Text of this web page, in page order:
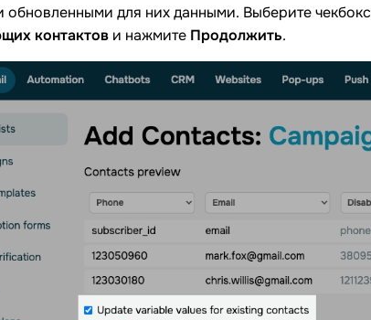
обновленными для них данными. Выберите чекбокс
контактов и нажмите Продолжить.